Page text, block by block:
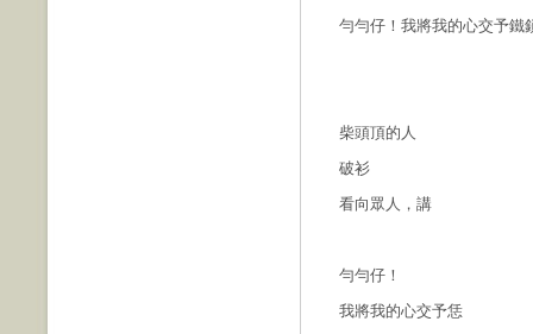
勻勻仔！我將我的心交予鐵
柴頭頂的人
破衫
看向眾人，講
勻勻仔！
我將我的心交予恁